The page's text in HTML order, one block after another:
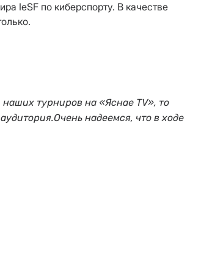
IeSF по киберспорту. В качестве
наших турниров на «Яснае TV», то
.Очень надеемся, что в ходе